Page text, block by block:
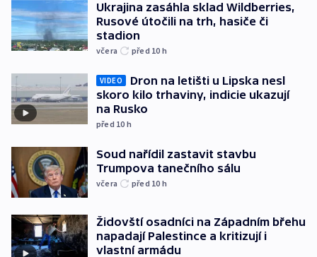
Ukrajina zasáhla sklad Wildberries,
Rusové útočili na trh, hasiče či
stadion
včera před 10 h
VIDEO
Dron na letišti u Lipska nesl
skoro kilo trhaviny, indicie ukazují
na Rusko
před 10 h
Soud nařídil zastavit stavbu
Trumpova tanečního sálu
včera před 10 h
Židovští osadníci na Západním břehu
napadají Palestince a kritizují i
vlastní armádu